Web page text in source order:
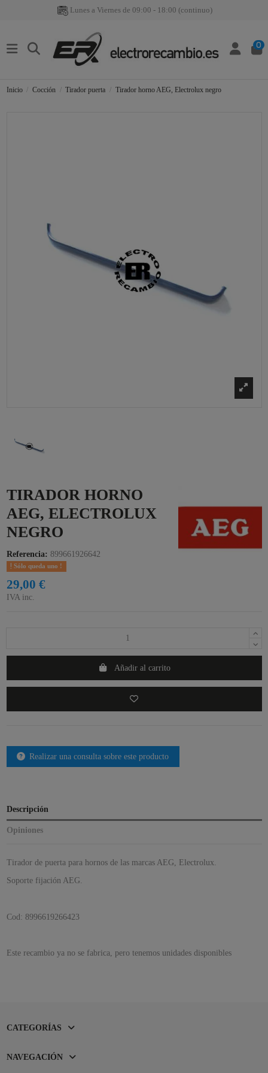
Lunes a Viernes de 09:00 - 18:00 (continuo)
0
Inicio Cocción Tirador puerta Tirador horno AEG, Electrolux negro
TIRADOR HORNO
AEG, ELECTROLUX
NEGRO
Referencia: 899661926642
Sólo queda uno !
29,00 €
IVA inc.
Añadir al carrito
Realizar una consulta sobre este producto
Descripción
Opiniones
Tirador de puerta para hornos de las marcas AEG, Electrolux.
Soporte fijación AEG.
Cod: 8996619266423
Este recambio ya no se fabrica, pero tenemos unidades disponibles
CATEGORÍAS
NAVEGACIÓN